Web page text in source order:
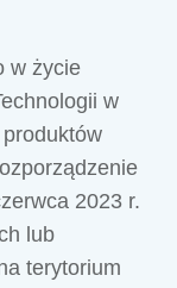
w życie
w
2023 r.
lub
terytorium